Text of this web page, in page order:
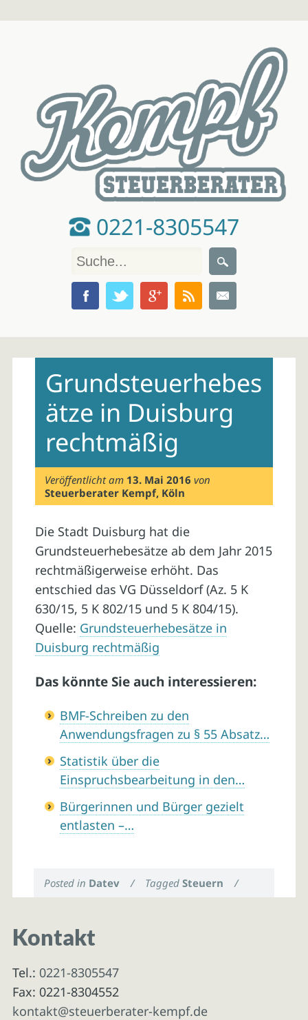
0221-8305547
contentGrundsteuerhebes
ätze in Duisburg
rechtmäßig
Veröffentlicht am 13. Mai 2016 von
Steuerberater Kempf, Köln
Die Stadt Duisburg hat die
Grundsteuerhebesätze ab dem Jahr 2015
rechtmäßigerweise erhöht. Das
entschied das VG Düsseldorf (Az. 5 K
630/15, 5 K 802/15 und 5 K 804/15).
Quelle: Grundsteuerhebesätze in
Duisburg rechtmäßig
Das könnte Sie auch interessieren:
BMF-Schreiben zu den
Anwendungsfragen zu § 55 Absatz…
Statistik über die
Einspruchsbearbeitung in den…
Bürgerinnen und Bürger gezielt
entlasten –…
Posted in Datev / TaggedSteuern /
Kontakt
Tel.: 0221-8305547
Fax: 0221-8304552
kontakt@steuerberater-kempf.de